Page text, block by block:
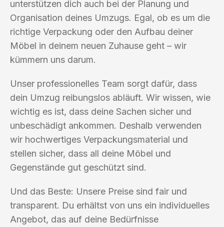
unterstützen dich auch bei der Planung und
Organisation deines Umzugs. Egal, ob es um die
richtige Verpackung oder den Aufbau deiner
Möbel in deinem neuen Zuhause geht – wir
kümmern uns darum.
Unser professionelles Team sorgt dafür, dass
dein Umzug reibungslos abläuft. Wir wissen, wie
wichtig es ist, dass deine Sachen sicher und
unbeschädigt ankommen. Deshalb verwenden
wir hochwertiges Verpackungsmaterial und
stellen sicher, dass all deine Möbel und
Gegenstände gut geschützt sind.
Und das Beste: Unsere Preise sind fair und
transparent. Du erhältst von uns ein individuelles
Angebot, das auf deine Bedürfnisse